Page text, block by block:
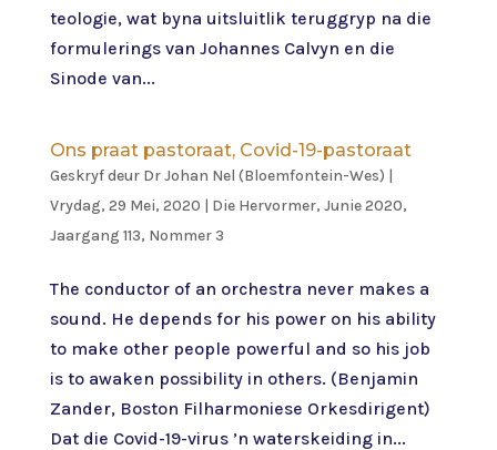
teologie, wat byna uitsluitlik teruggryp na die
formulerings van Johannes Calvyn en die
Sinode van...
Ons praat pastoraat, Covid-19-pastoraat
Geskryf deur Dr Johan Nel (Bloemfontein-Wes) |
Vrydag, 29 Mei, 2020 | Die Hervormer, Junie 2020,
Jaargang 113, Nommer 3
The conductor of an orchestra never makes a
sound. He depends for his power on his ability
to make other people powerful and so his job
is to awaken possibility in others. (Benjamin
Zander, Boston Filharmoniese Orkesdirigent)
Dat die Covid-19-virus ’n waterskeiding in...